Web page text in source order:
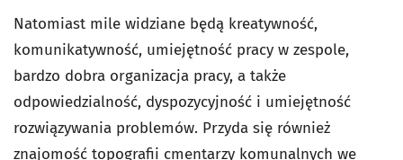
Natomiast mile widziane będą kreatywność,
komunikatywność, umiejętność pracy w zespole,
bardzo dobra organizacja pracy, a także
odpowiedzialność, dyspozycyjność i umiejętność
rozwiązywania problemów. Przyda się również
znajomość topografii cmentarzy komunalnych we